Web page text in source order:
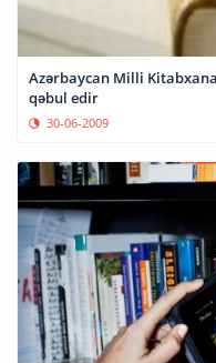
Azərbaycan Milli
qəbul edir
30-06-2009